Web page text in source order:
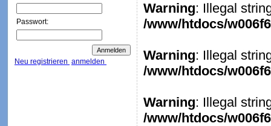
Passwort:
Neu registrieren anmelden
Warning: Illegal
/www/htdocs/
Warning: Illegal
/www/htdocs/
Warning: Illegal
/www/htdocs/